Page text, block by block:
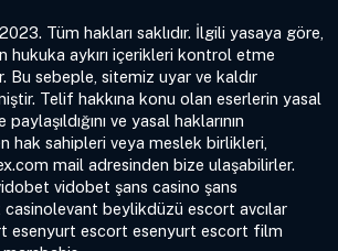
Tüm hakları saklıdır. İlgili yasaya göre,
hukuka aykırı içerikleri kontrol etme
Bu sebeple, sitemiz uyar ve kaldır
Telif hakkına konu olan eserlerin yasal
ve yasal haklarının
hak sahipleri veya meslek birlikleri,
mail adresinden bize ulaşabilirler.
vidobet şans casino şans
casinolevant beylikdüzü escort avcılar
esenyurt escort esenyurt escort film